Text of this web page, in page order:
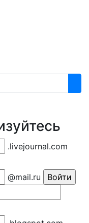
.livejournal.com
@mail.ru